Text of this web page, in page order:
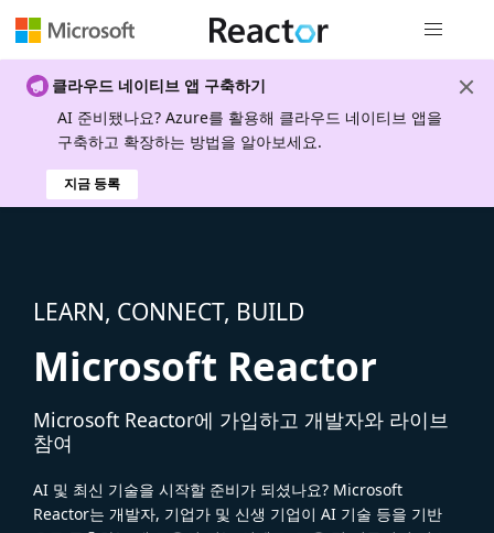
클라우드 네이티브 앱 구축하기
AI 준비됐나요? Azure를 활용해 클라우드 네이티브 앱을
구축하고 확장하는 방법을 알아보세요.
지금 등록
LEARN, CONNECT, BUILD
Microsoft Reactor
Microsoft Reactor에 가입하고 개발자와 라이브
참여
AI 및 최신 기술을 시작할 준비가 되셨나요? Microsoft
Reactor는 개발자, 기업가 및 신생 기업이 AI 기술 등을 기반